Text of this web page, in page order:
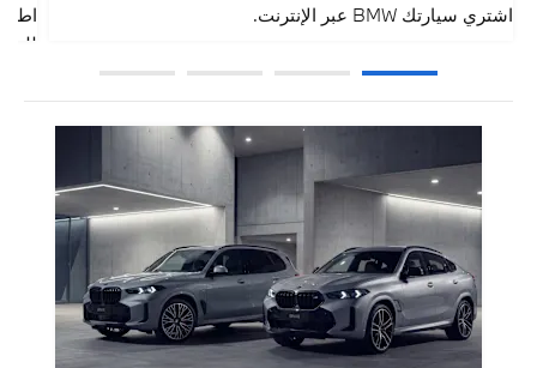
اشتري سيارتك BMW عبر الإنترنت.